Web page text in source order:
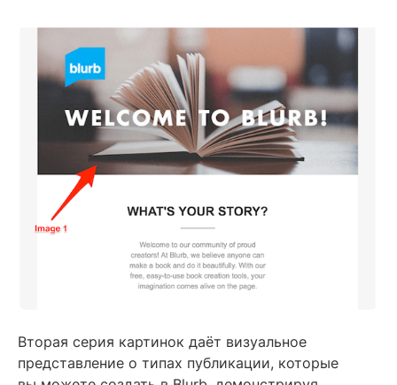
Вторая серия картинок даёт визуальное
представление о типах публикации, которые